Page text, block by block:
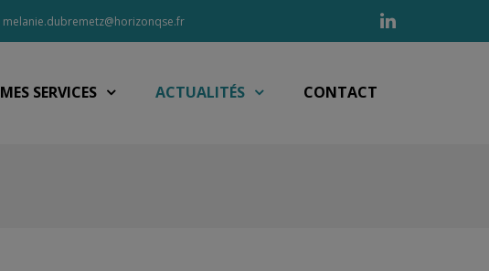
melanie.dubremetz@horizonqse.fr Linkedin
MES SERVICES ACTUALITÉS CONTACT